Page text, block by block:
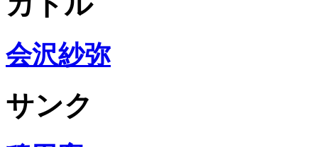
会沢紗弥
サンク